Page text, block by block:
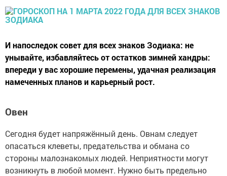
И напоследок совет для всех знаков Зодиака: не
унывайте, избавляйтесь от остатков зимней хандры:
впереди у вас хорошие перемены, удачная реализация
намеченных планов и карьерный рост.
Овен
Сегодня будет напряжённый день. Овнам следует
опасаться клеветы, предательства и обмана со
стороны малознакомых людей. Неприятности могут
возникнуть в любой момент. Нужно быть предельно